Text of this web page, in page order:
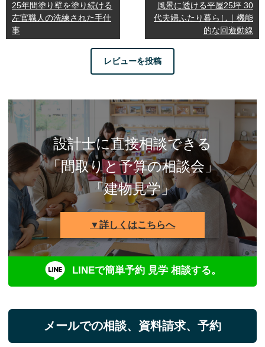
25年間塗り壁を塗り続ける
左官職人の洗練された手仕
事
風景に透ける平屋25坪 30
代夫婦ふたり暮らし｜機能
的な回遊動線
レビューを投稿
設計士に直接相談できる
「間取りと予算の相談会」
「建物見学」
▼詳しくはこちらへ
LINEで簡単予約 見学 相談する。
メールでの相談、資料請求、予約